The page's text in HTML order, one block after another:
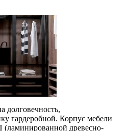
долговечность,
гардеробной. Корпус мебели
древесно-